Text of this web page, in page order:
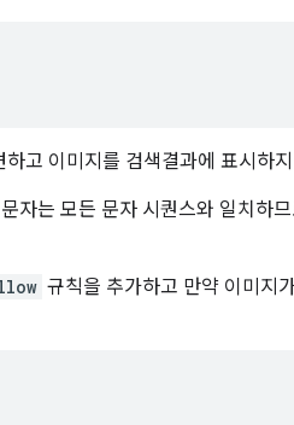
고 이미지를 검색결과에 표시하
문자는 모든 문자 시퀀스와 일치하
규칙을 추가하고 만약 이미지